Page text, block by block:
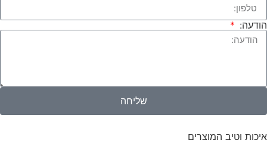
הודעה:
שליחה
איכות וטיב המוצרים